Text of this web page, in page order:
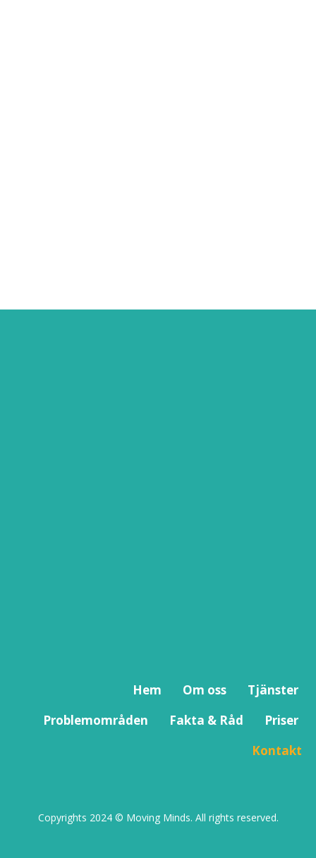
Hem Om oss
Tjänster
Problemområden
Fakta & Råd
Priser
Kontakt
Copyrights 2024 © Moving Minds. All rights reserved.